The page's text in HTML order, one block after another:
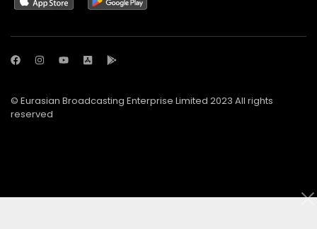
© Eurasian Broadcasting Enterprise Limited 2023 All rights
reserved